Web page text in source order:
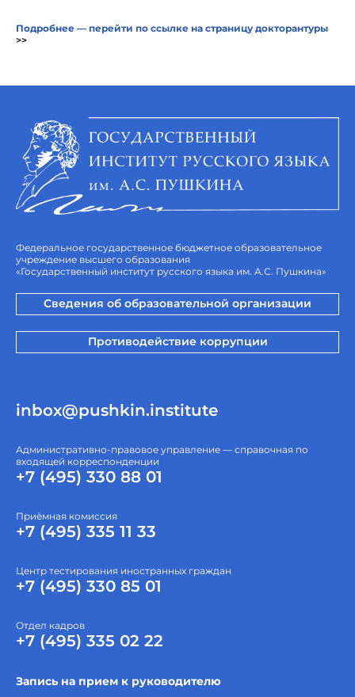
Подробнее — перейти по ссылке на страницу докторантуры
>>
Федеральное государственное бюджетное образовательное
учреждение высшего образования
«Государственный институт русского языка им. А.С. Пушкина»
Сведения об образовательной организации
Противодействие коррупции
inbox@pushkin.institute
Административно-правовое управление — справочная по
входящей корреспонденции
+7 (495) 330 88 01
Приёмная комиссия
+7 (495) 335 11 33
Центр тестирования иностранных граждан
+7 (495) 330 85 01
Отдел кадров
+7 (495) 335 02 22
Запись на прием к руководителю